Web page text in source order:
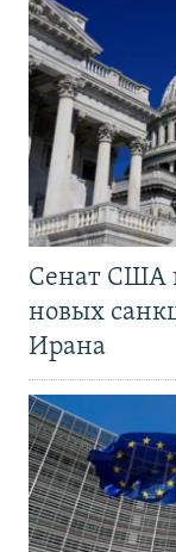
Сенат США
новых
Ирана